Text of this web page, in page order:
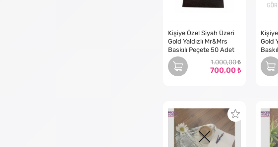
Kişiye Özel Siyah Üzeri
Gold Yaldızlı Mr&Mrs
Baskılı Peçete 50 Adet
1.000,00
700,00
Gold